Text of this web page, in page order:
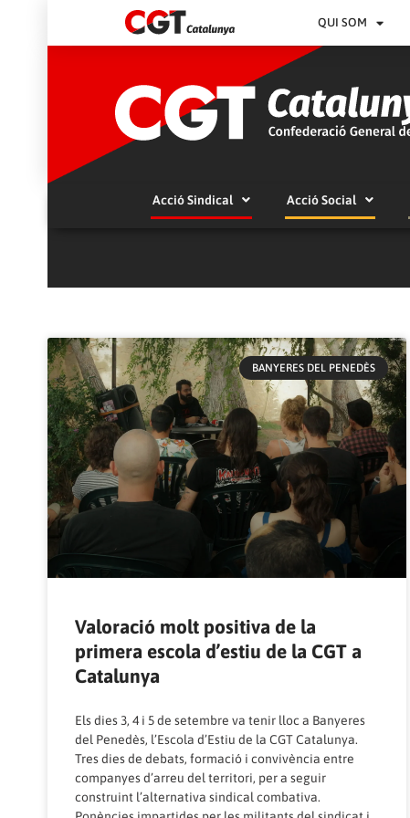
QUI SOM
Acció Sindical Acció Social
BANYERES DEL PENEDÈS
Valoració molt positiva de la
primera escola d’estiu de la CGT a
Catalunya
Els dies 3, 4 i 5 de setembre va tenir lloc a Banyeres
del Penedès, l’Escola d’Estiu de la CGT Catalunya.
Tres dies de debats, formació i convivència entre
companyes d’arreu del territori, per a seguir
construint l’alternativa sindical combativa.